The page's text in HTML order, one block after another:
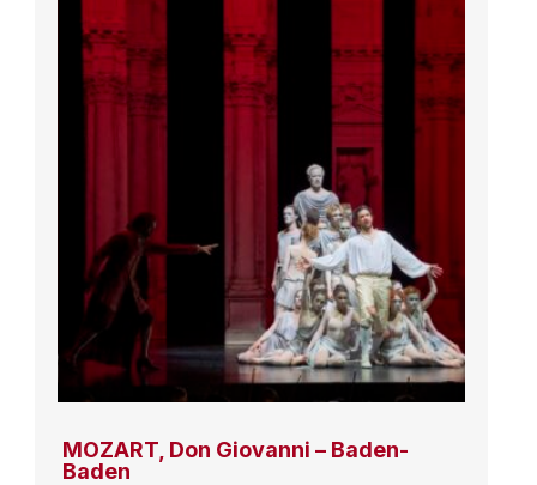
MOZART, Don Giovanni – Baden-
Baden